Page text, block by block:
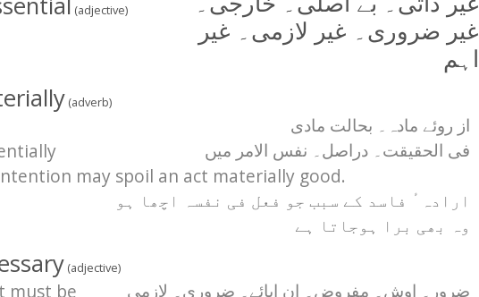
(adjective)
غیر ضروری۔ غیر لازمی۔ غیر
اہم
(adverb)
از روئے مادہ۔ بحالت مادی
فی الحقیقت۔ دراصل۔ نفس الامر میں
may spoil an act materially good.
ارادہٴ فاسد کے سبب جو فعل فی نفسہ اچھا ہو
وہ بھی برا ہوجاتا ہے
(adjective)
must be ضرور۔ اوش۔ مفروض۔ ان اپائے۔ ضروری۔ لازمی